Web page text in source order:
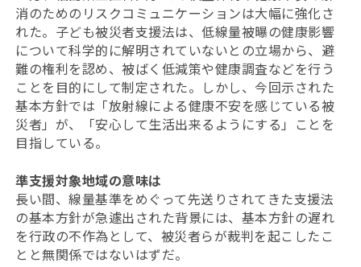
消のためのリスクコミュニケーションは大幅に強化さ
れた。子ども被災者支援法は、低線量被曝の健康影響
について科学的に解明されていないとの立場から、避
難の権利を認め、被ばく低減策や健康調査などを行う
ことを目的にして制定された。しかし、今回示された
基本方針では「放射線による健康不安を感じている被
災者」が、「安心して生活出来るようにする」ことを
目指している。
準支援対象地域の意味は
長い間、線量基準をめぐって先送りされてきた支援法
の基本方針が急遽出された背景には、基本方針の遅れ
を行政の不作為として、被災者らが裁判を起こしたこ
とと無関係ではないはずだ。